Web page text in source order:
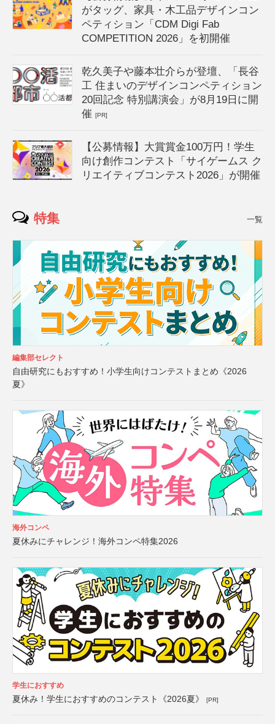
がタッグ、家具・木工品デザインコン
ペティション「CDM Digi Fab
COMPETITION 2026」を初開催
乾久美子や藤本壮介らが登壇、「長谷
工 住まいのデザインコンペティション
20回記念 特別講演会」が8月19日に開
催[PR]
【公募情報】大賞賞金100万円！学生
向け創作コンテスト「サイゲームス ク
リエイティブコンテスト2026」が開催
特集 一覧
編集部セレクト
自由研究にもおすすめ！小学生向けコンテストまとめ《2026
夏》
海外コンペ
夏休みにチャレンジ！海外コンペ特集2026
学生におすすめ
夏休み！学生におすすめのコンテスト《2026夏》 [PR]